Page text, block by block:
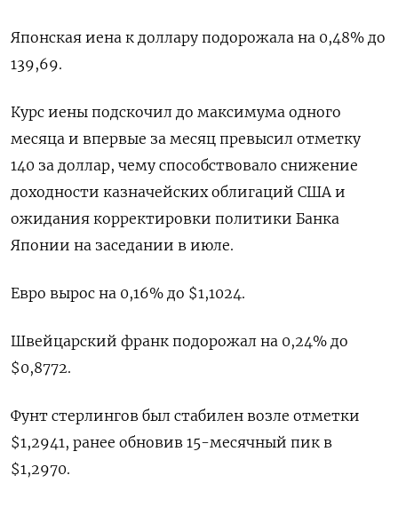
Японская иена к доллару подорожала на 0,48%​ до
139,69.
Курс иены подскочил до максимума одного
месяца и впервые за месяц превысил отметку
140 за доллар, чему способствовало снижение
доходности казначейских облигаций США и
ожидания корректировки политики Банка
Японии на заседании в июле.
Евро вырос на 0,16% до $1,1024​.
Швейцарский франк подорожал на 0,24% до
$0,8772​.
Фунт стерлингов был стабилен возле отметки
$1,2941, ранее обновив ​15-месячный пик в
$1,2970.